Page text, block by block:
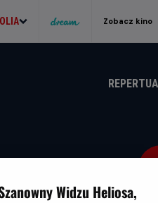
Zobacz kino
Widzu Heliosa,